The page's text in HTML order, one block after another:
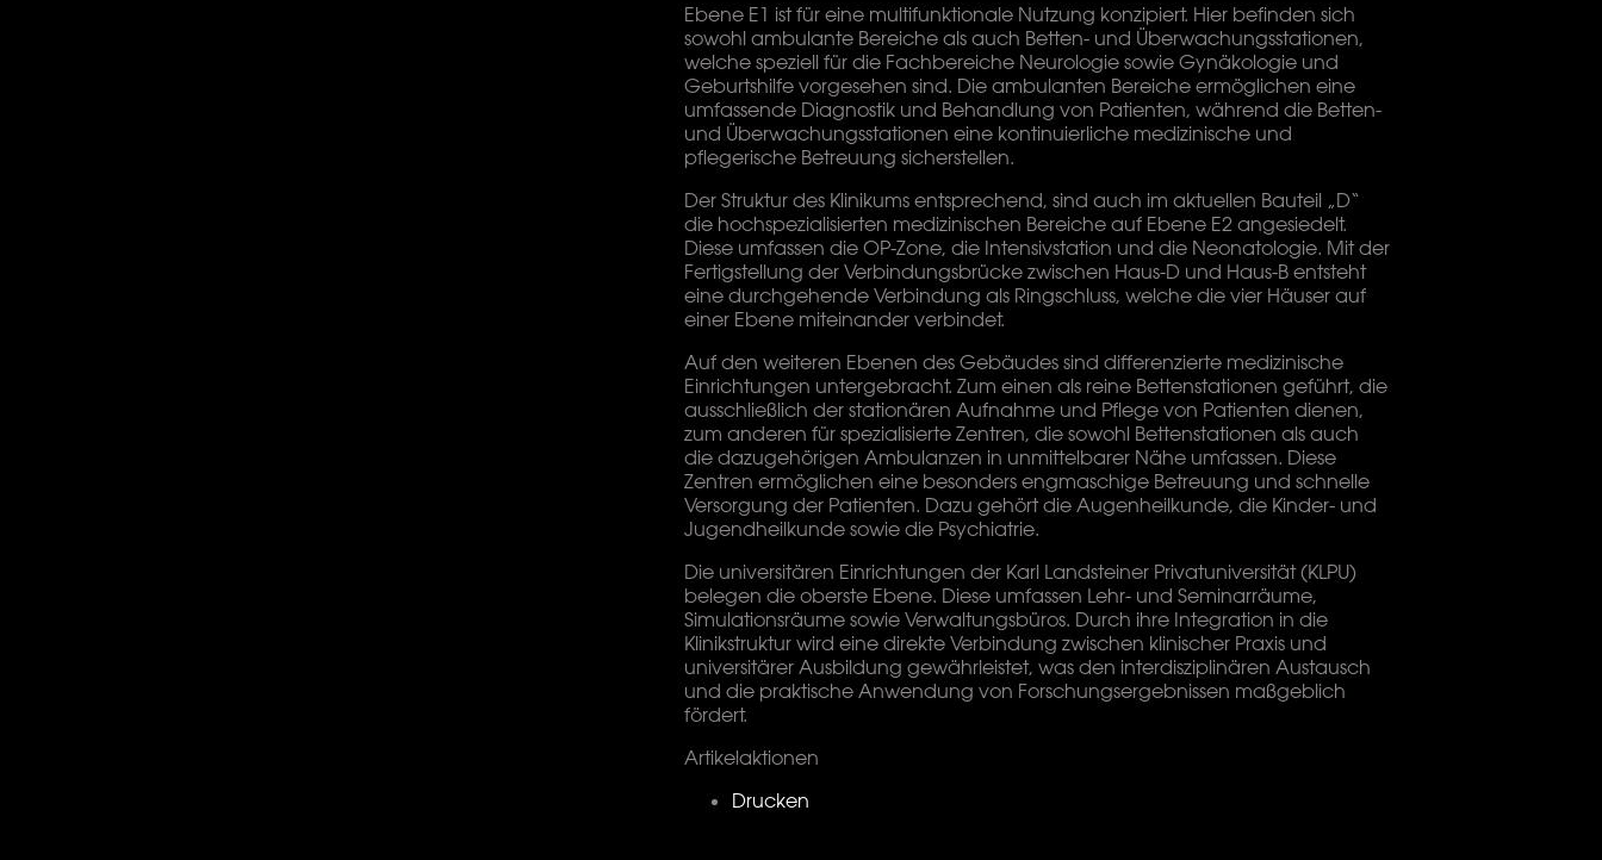
Ebene E1 ist für eine multifunktionale Nutzung konzipiert. Hier befinden sich
sowohl ambulante Bereiche als auch Betten- und Überwachungsstationen,
welche speziell für die Fachbereiche Neurologie sowie Gynäkologie und
Geburtshilfe vorgesehen sind. Die ambulanten Bereiche ermöglichen eine
umfassende Diagnostik und Behandlung von Patienten, während die Betten-
und Überwachungsstationen eine kontinuierliche medizinische und
pflegerische Betreuung sicherstellen.
Der Struktur des Klinikums entsprechend, sind auch im aktuellen Bauteil „D“
die hochspezialisierten medizinischen Bereiche auf Ebene E2 angesiedelt.
Diese umfassen die OP-Zone, die Intensivstation und die Neonatologie. Mit der
Fertigstellung der Verbindungsbrücke zwischen Haus-D und Haus-B entsteht
eine durchgehende Verbindung als Ringschluss, welche die vier Häuser auf
einer Ebene miteinander verbindet.
Auf den weiteren Ebenen des Gebäudes sind differenzierte medizinische
Einrichtungen untergebracht. Zum einen als reine Bettenstationen geführt, die
ausschließlich der stationären Aufnahme und Pflege von Patienten dienen,
zum anderen für spezialisierte Zentren, die sowohl Bettenstationen als auch
die dazugehörigen Ambulanzen in unmittelbarer Nähe umfassen. Diese
Zentren ermöglichen eine besonders engmaschige Betreuung und schnelle
Versorgung der Patienten. Dazu gehört die Augenheilkunde, die Kinder- und
Jugendheilkunde sowie die Psychiatrie.
Die universitären Einrichtungen der Karl Landsteiner Privatuniversität (KLPU)
belegen die oberste Ebene. Diese umfassen Lehr- und Seminarräume,
Simulationsräume sowie Verwaltungsbüros. Durch ihre Integration in die
Klinikstruktur wird eine direkte Verbindung zwischen klinischer Praxis und
universitärer Ausbildung gewährleistet, was den interdisziplinären Austausch
und die praktische Anwendung von Forschungsergebnissen maßgeblich
fördert.
Artikelaktionen
Drucken